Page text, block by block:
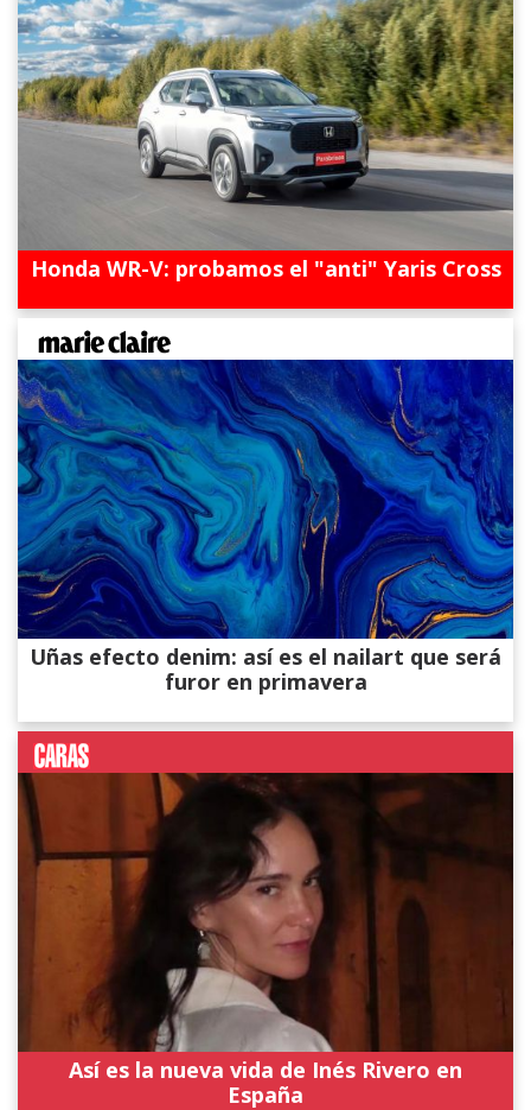
Honda WR-V: probamos el "anti" Yaris Cross
Uñas efecto denim: así es el nailart que será
furor en primavera
Así es la nueva vida de Inés Rivero en
España